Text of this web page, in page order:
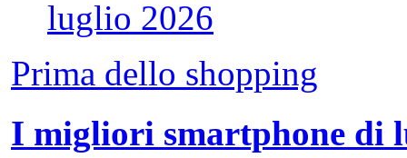
Prima dello shopping
I migliori smartphone di